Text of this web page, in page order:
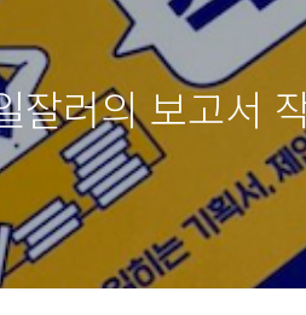
러의 보고서